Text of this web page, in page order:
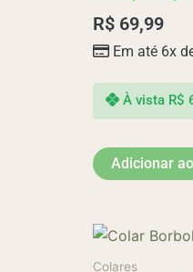
R$ 69,99
Em até 6x
À vista R$
Adicionar
Colares